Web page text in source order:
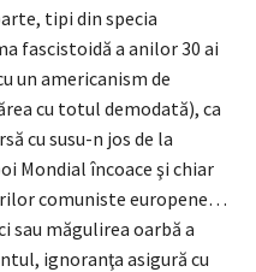
tipi din specia
fascistoidă a anilor 30 ai
un americanism de
cu totul demodată), ca
cu susu-n jos de la
Mondial încoace şi chiar
comuniste europene…
sau măgulirea oarbă a
ignoranţa asigură cu